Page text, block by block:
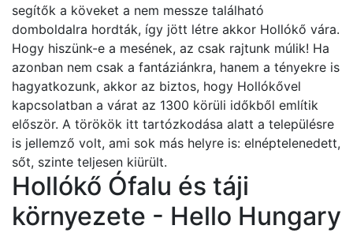
segítők a köveket a nem messze található
domboldalra hordták, így jött létre akkor Hollókő vára.
Hogy hiszünk-e a mesének, az csak rajtunk múlik! Ha
azonban nem csak a fantáziánkra, hanem a tényekre is
hagyatkozunk, akkor az biztos, hogy Hollókővel
kapcsolatban a várat az 1300 körüli időkből említik
először. A törökök itt tartózkodása alatt a településre
is jellemző volt, ami sok más helyre is: elnéptelenedett,
sőt, szinte teljesen kiürült.
Hollókő Ófalu és táji
környezete - Hello Hungary